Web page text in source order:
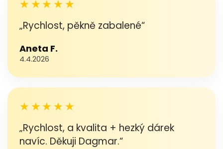
★★★★★
„Rychlost, pěkně zabalené“
Aneta F.
4.4.2026
★★★★★
„Rychlost, a kvalita + hezký dárek
navíc. Děkuji Dagmar.“